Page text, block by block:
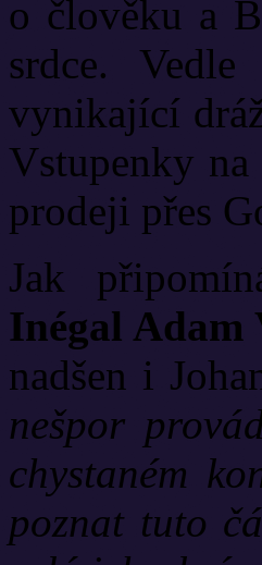
o člověku a
srdce.
vynikající
Vstupenky
prodeji přes
Jak
Inégal Adam
nadšen i
nešpor
chystaném
poznat tuto